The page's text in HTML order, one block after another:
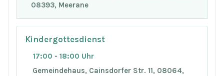
08393, Meerane
Kindergottesdienst
17:00 - 18:00 Uhr
Gemeindehaus, Cainsdorfer Str. 11, 08064,